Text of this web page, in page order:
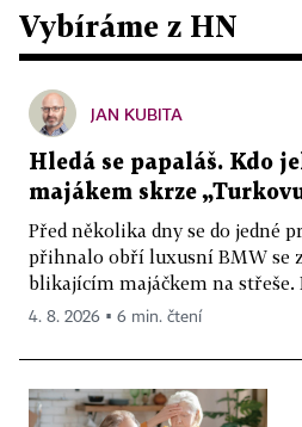
Vybíráme z HN
JAN KUBITA
Hledá se papaláš. Kdo
majákem skrze
Před několika dny se do jedné
přihnalo obří luxusní BMW se
blikajícím majáčkem na střeše.
4. 8. 2026 ▪ 6 min. čtení